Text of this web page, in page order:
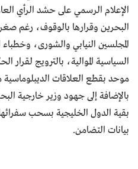
الإعلام الرسمي على حشد الرأي
البحرين وقرارها بالوقوف، رغم
المجلسين النيابي والشورى،
السياسية الموالية، بالترويج
موحد بقطع العلاقات الديبلوماسية
بالإضافة إلى جهود وزير خارجية
بقية الدول الخليجية بسحب
بيانات التضامن.